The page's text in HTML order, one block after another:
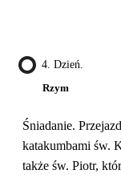
4. Dzień.
Rzym
Śniadanie.
katakumbami św.
także św. Piotr,